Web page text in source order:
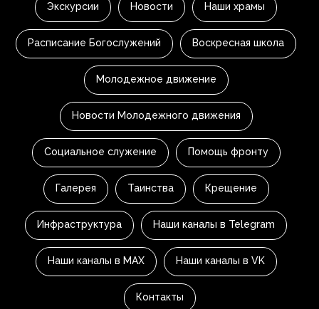
Экскурсии Новости Наши храмы
Расписание Богослужений Воскресная школа
Молодежное движение
Новости Молодежного движения
Социальное служение Помощь фронту
Галерея Таинства Крещение
Инфраструктура Наши каналы в Telegram
Наши каналы в MAX Наши каналы в VK
Контакты